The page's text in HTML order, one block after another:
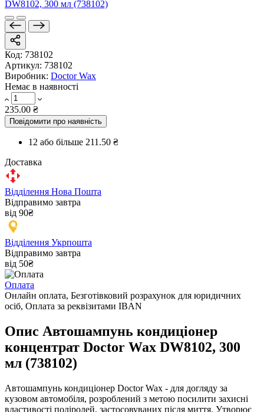
Код: 738102
Артикул: 738102
Виробник: Doctor Wax
Немає в наявності
235.00 ₴
Повідомити про наявність
12 або більше 211.50 ₴
Доставка
Відділення Нова Пошта
Відправимо завтра
від 90₴
Відділення Укрпошта
Відправимо завтра
від 50₴
Оплата
Онлайн оплата, Безготівковий розрахунок для юридичних
осіб, Оплата за реквізитами IBAN
Опис Автошампунь кондиціонер
концентрат Doctor Wax DW8102, 300
мл (738102)
Автошампунь кондиціонер Doctor Wax - для догляду за
кузовом автомобіля, розроблений з метою посилити захисні
властивості поліролей, застосовуваних після миття. Утворює